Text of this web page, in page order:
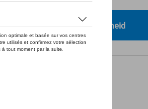
uw dealer voor beschikbaarheid